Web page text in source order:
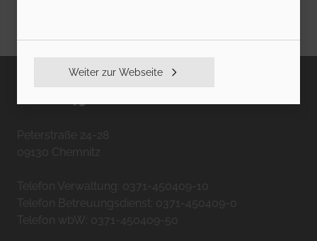
Peterstraße 24-28
09130 Chemnitz
Telefon Verwaltung: 0371-450409-10
Telefon Betreuungsdienst: 0371-450409-0
Telefon wbW: 0371-450409-50
Weiter zur Webseite